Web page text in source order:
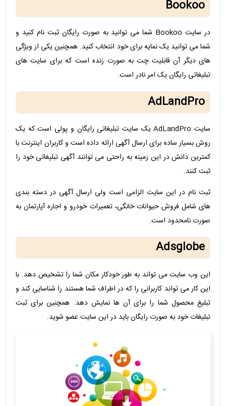
Bookoo
در سایت Bookoo شما می توانید به صورت رایگان ثبت نام کنید و
شما می توانید یک نمایه برای خود انتخاب کنید. همچنین یکی از ویژگی
های دیگر آن قابلیت چت به صورت زنده است که برای سایت های
تبلیغاتی رایگان یک امر نادر است.
AdLandPro
سایت AdLandPro یک سایت تبلیغاتی رایگان و پولی است که یک
روش بسیار ساده برای ارسال آگهی ارائه داده است و کاربران اینترنت با
کمترین دانش در این زمینه به راحتی می توانند آگهی تبلیغاتی خود را
ثبت کنند.
ثبت نام در این سایت الزامی است ولی ارسال آگهی در دسته بندی
های شامل فروش حیوانات خانگی، تعمیرات خودرو و اجاره آپارتمان به
صورت نامحدود است.
Adsglobe
این وب سایت می تواند به طور خودکار مکان شما را تشخیص دهد. با
این کار می تواند کاربرانی را که در اطراف شما هستند را شناسایی کند و
تبلیغ محصول شما را برای آن ها نمایش دهد. همچنین برای ثبت
تبلیغات خود به صورت رایگان باید در این سایت عضو شوید.